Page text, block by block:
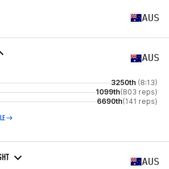
AUS
AUS
3250th (8:13)
1099th(803 reps)
6690th(141 reps)
AUS